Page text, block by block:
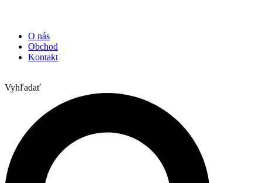
O nás
Obchod
Kontakt
Vyhľadať